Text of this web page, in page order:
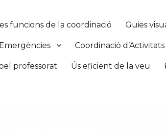
funcions de la coordinació Guies
Emergències Coordinació
professorat Ús eficient de la veu